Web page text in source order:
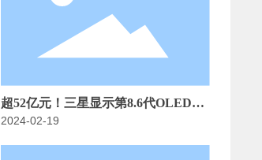
超52亿元！三星显示第8.6代OLED产
线首台tokki蒸镀机将于3月交付
2024-02-19